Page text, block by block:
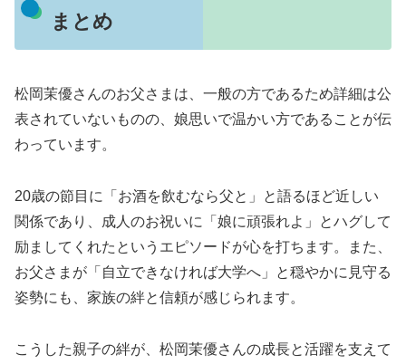
まとめ
松岡茉優さんのお父さまは、一般の方であるため詳細は公
表されていないものの、娘思いで温かい方であることが伝
わっています。
20歳の節目に「お酒を飲むなら父と」と語るほど近しい
関係であり、成人のお祝いに「娘に頑張れよ」とハグして
励ましてくれたというエピソードが心を打ちます。また、
お父さまが「自立できなければ大学へ」と穏やかに見守る
姿勢にも、家族の絆と信頼が感じられます。
こうした親子の絆が、松岡茉優さんの成長と活躍を支えて